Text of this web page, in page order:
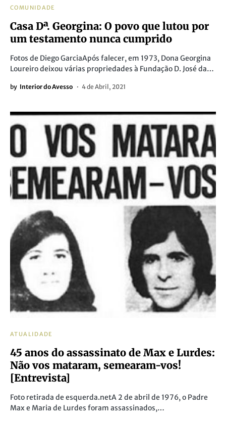
COMUNIDADE
Casa Dª. Georgina: O povo que lutou por
um testamento nunca cumprido
Fotos de Diego GarciaApós falecer, em 1973, Dona Georgina
Loureiro deixou várias propriedades à Fundação D. José da…
by Interior do Avesso 4 de Abril, 2021
ATUALIDADE
45 anos do assassinato de Max e Lurdes:
Não vos mataram, semearam-vos!
[Entrevista]
Foto retirada de esquerda.netA 2 de abril de 1976, o Padre
Max e Maria de Lurdes foram assassinados,…